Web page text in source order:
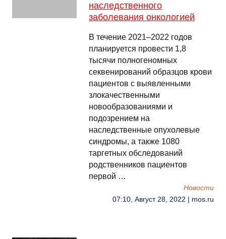
наследственного
заболевания онкологией
В течение 2021–2022 годов
планируется провести 1,8
тысячи полногеномных
секвенирований образцов крови
пациентов с выявленными
злокачественными
новообразованиями и
подозрением на
наследственные опухолевые
синдромы, а также 1080
таргетных обследований
родственников пациентов
первой …
Новости
07:10, Август 28, 2022 | mos.ru